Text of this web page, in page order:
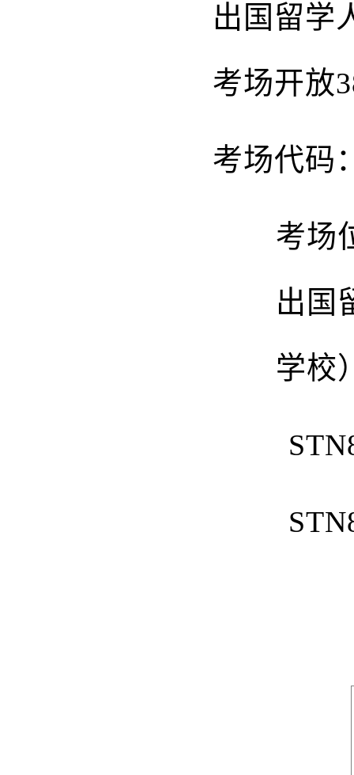
出国留学
考场开放
考场代码
考场
出国
学校